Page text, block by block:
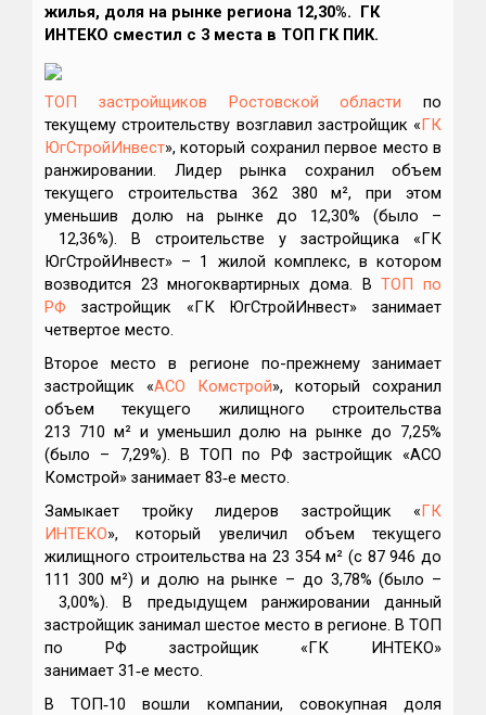
жилья, доля на рынке региона 12,30%. ГК
ИНТЕКО сместил с 3 места в ТОП ГК ПИК.
ТОП застройщиков Ростовской области по
текущему строительству возглавил застройщик «ГК
ЮгСтройИнвест», который сохранил первое место в
ранжировании. Лидер рынка сохранил объем
текущего строительства 362 380 м², при этом
уменьшив долю на рынке до 12,30% (было –
12,36%). В строительстве у застройщика «ГК
ЮгСтройИнвест» – 1 жилой комплекс, в котором
возводится 23 многоквартирных дома. ВТОП по
РФ застройщик «ГК ЮгСтройИнвест» занимает
четвертое место.
Второе место в регионе по-прежнему занимает
застройщик «АСО Комстрой», который сохранил
объем текущего жилищного строительства
213 710 м² и уменьшил долю на рынке до 7,25%
(было – 7,29%). В ТОП по РФ застройщик «АСО
Комстрой» занимает 83‑е место.
Замыкает тройку лидеров застройщик «ГК
ИНТЕКО», который увеличил объем текущего
жилищного строительства на 23 354 м² (с 87 946 до
111 300 м²) и долю на рынке – до 3,78% (было –
3,00%). В предыдущем ранжировании данный
застройщик занимал шестое место в регионе. В ТОП
по РФ застройщик «ГК ИНТЕКО»
занимает 31‑е место.
В ТОП‑10 вошли компании, совокупная доля